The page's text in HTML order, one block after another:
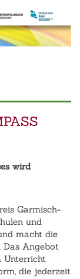
wird
Garmisch-
und
macht die
Das Angebot
Unterricht
die jederzeit